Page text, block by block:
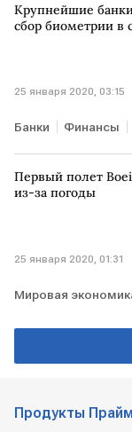
РОССИЯ
Крупнейшие
сбор биометрии в
25 января 2020, 03:15
Банки Финансы
Статья
сборы
Первый полет
из-за погоды
25 января 2020, 01:31
Мировая
США Boeing
Продукты